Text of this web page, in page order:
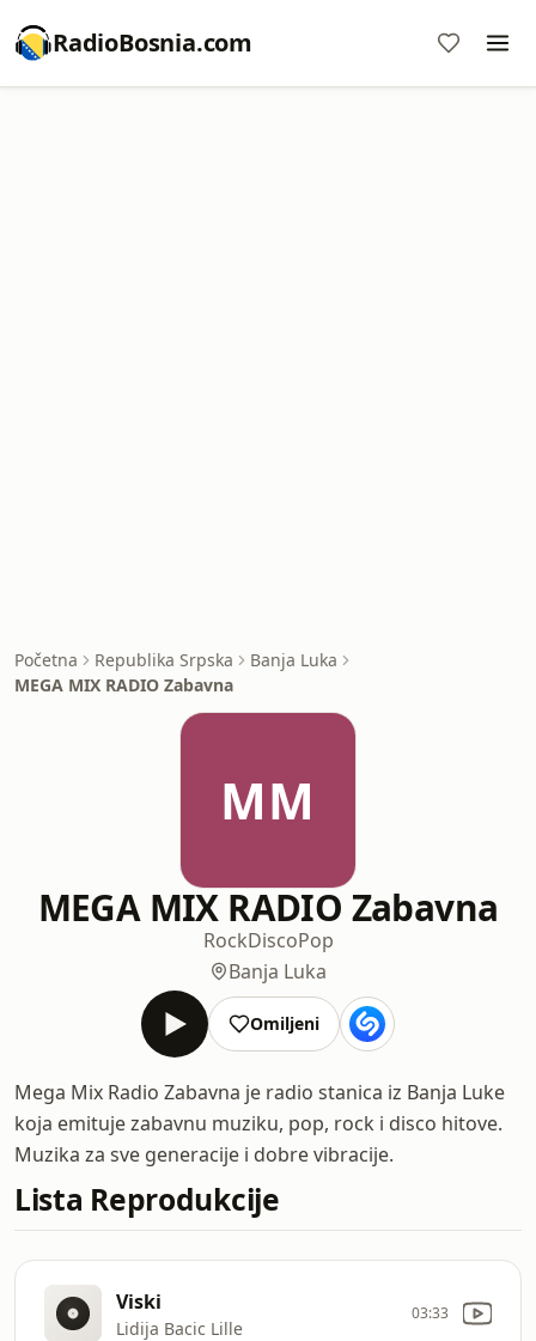
RadioBosnia.com
Početna Republika Srpska
Banja Luka
MEGA MIX RADIO Zabavna
MM
MEGA MIX RADIO Zabavna
RockDiscoPop
Banja Luka
Omiljeni
Mega Mix Radio Zabavna je radio stanica iz Banja Luke
koja emituje zabavnu muziku, pop, rock i disco hitove.
Muzika za sve generacije i dobre vibracije.
Lista Reprodukcije
Viski
Lidija Bacic Lille
03:33